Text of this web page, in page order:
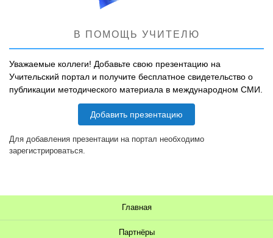
В ПОМОЩЬ УЧИТЕЛЮ
Уважаемые коллеги! Добавьте свою презентацию на
Учительский портал и получите бесплатное свидетельство о
публикации методического материала в международном СМИ.
Добавить презентацию
Для добавления презентации на портал необходимо
зарегистрироваться.
Главная
Партнёры